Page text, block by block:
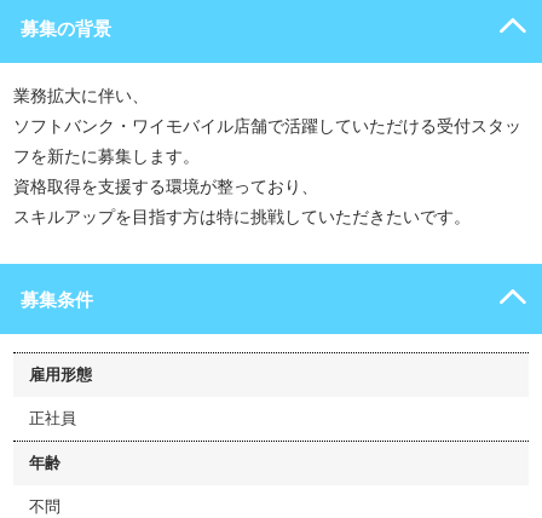
募集の背景
業務拡大に伴い、
ソフトバンク・ワイモバイル店舗で活躍していただける受付スタッ
フを新たに募集します。
資格取得を支援する環境が整っており、
スキルアップを目指す方は特に挑戦していただきたいです。
募集条件
雇用形態
正社員
年齢
不問